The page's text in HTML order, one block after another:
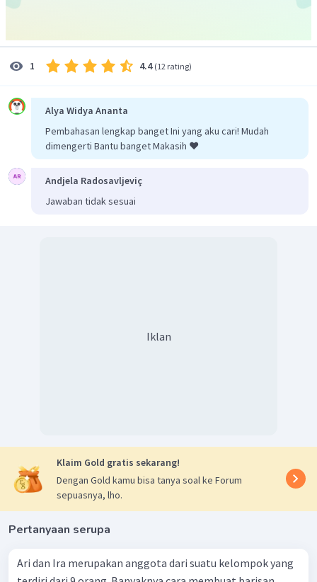
1 4.4 (12 rating)
Alya Widya Ananta
Pembahasan lengkap banget Ini yang aku cari! Mudah
dimengerti Bantu banget Makasih ❤️
Andjela Radosavljeviç
Jawaban tidak sesuai
Iklan
Klaim Gold gratis sekarang!
Dengan Gold kamu bisa tanya soal ke Forum
sepuasnya, lho.
Pertanyaan serupa
Ari dan Ira merupakan anggota dari suatu kelompok yang